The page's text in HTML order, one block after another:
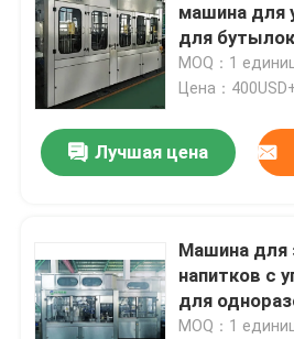
машина для
для
накладки
MOQ：1
Цена：
Лучшая цена
Машина для
напитков с
для
функцией
MOQ：1